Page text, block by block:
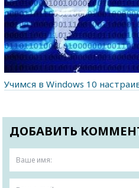
Учимся в Windows 10
ДОБАВИТЬ